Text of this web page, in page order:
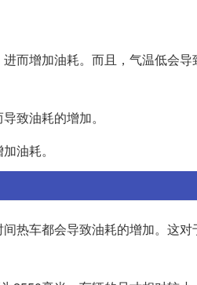
而增加油耗。而且，气温低会
致油耗的增加。
油耗。
热车都会导致油耗的增加。这